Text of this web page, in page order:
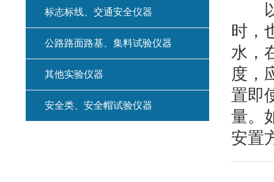
以
时，
水，
度，
置即
量。
安置
标志标线、交通安全仪器
公路路面路基、集料试验仪器
其他实验仪器
安全类、安全帽试验仪器